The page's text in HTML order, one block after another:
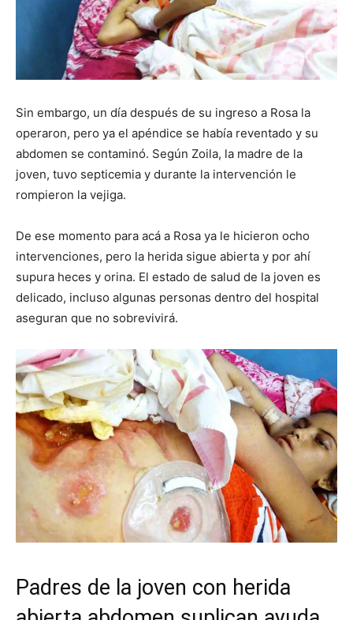
Sin embargo, un día después de su ingreso a Rosa la
operaron, pero ya el apéndice se había reventado y su
abdomen se contaminó. Según Zoila, la madre de la
joven, tuvo septicemia y durante la intervención le
rompieron la vejiga.
De ese momento para acá a Rosa ya le hicieron ocho
intervenciones, pero la herida sigue abierta y por ahí
supura heces y orina. El estado de salud de la joven es
delicado, incluso algunas personas dentro del hospital
aseguran que no sobrevivirá.
Padres de la joven con herida